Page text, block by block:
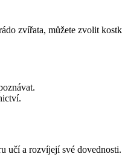
zvířata, můžete zvolit
a rozvíjejí své